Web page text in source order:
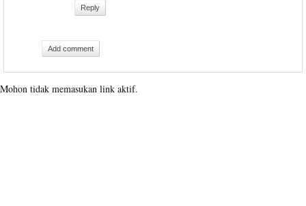
Reply
Add comment
Mohon tidak memasukan link aktif.